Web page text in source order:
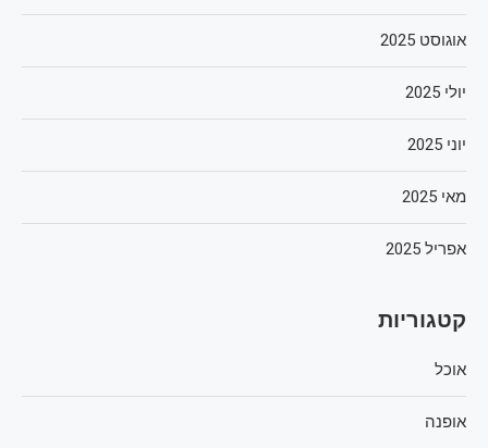
אוגוסט 2025
יולי 2025
יוני 2025
מאי 2025
אפריל 2025
קטגוריות
אוכל
אופנה